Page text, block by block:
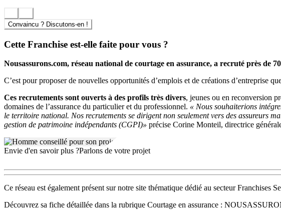
Convaincu ? Discutons-en !
Cette Franchise est-elle faite pour vous ?
Nousassurons.com, réseau national de courtage en assurance, a recruté près de
C’est pour proposer de nouvelles opportunités d’emplois et de créations d’entreprise
Ces recrutements sont ouverts à des profils très divers, jeunes ou en reconversion
domaines de l’assurance du particulier et du professionnel. « Nous souhaiterions
le territoire national. Nos recrutements se dirigent non seulement vers des assureurs
gestion de patrimoine indépendants (CGPI)» précise Corine Monteil, directrice
Envie d'en savoir plus ?Parlons de votre projet
Ce réseau est également présent sur notre site thématique dédié au secteur Franchises
Découvrez sa fiche détaillée dans la rubrique Courtage en assurance :